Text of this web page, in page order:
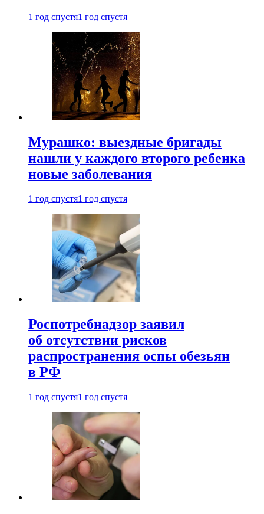
1 год спустя1 год спустя
Мурашко: выездные бригады
нашли у каждого второго ребенка
новые заболевания
1 год спустя1 год спустя
Роспотребнадзор заявил
об отсутствии рисков
распространения оспы обезьян
в РФ
1 год спустя1 год спустя